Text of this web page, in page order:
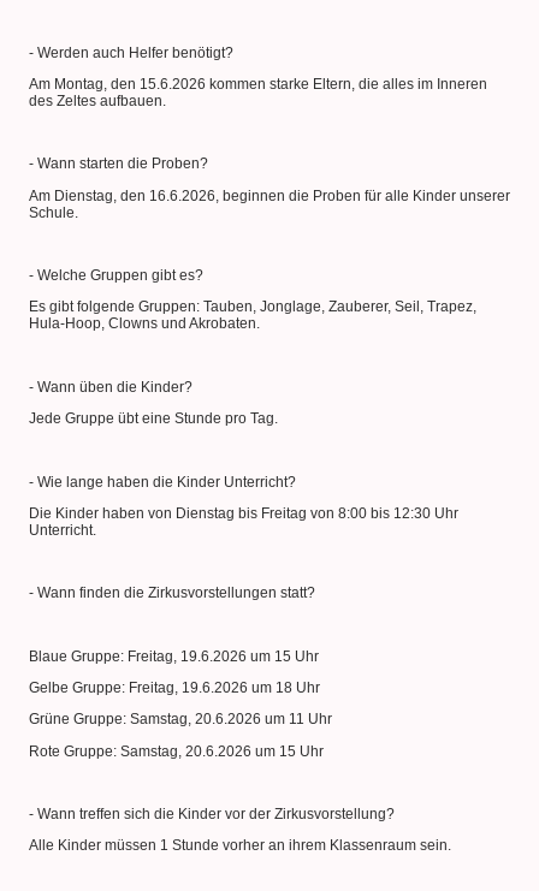
- Werden auch Helfer benötigt?
Am Montag, den 15.6.2026 kommen starke Eltern, die alles im Inneren
des Zeltes aufbauen.
- Wann starten die Proben?
Am Dienstag, den 16.6.2026, beginnen die Proben für alle Kinder unserer
Schule.
- Welche Gruppen gibt es?
Es gibt folgende Gruppen: Tauben, Jonglage, Zauberer, Seil, Trapez,
Hula-Hoop, Clowns und Akrobaten.
- Wann üben die Kinder?
Jede Gruppe übt eine Stunde pro Tag.
- Wie lange haben die Kinder Unterricht?
Die Kinder haben von Dienstag bis Freitag von 8:00 bis 12:30 Uhr
Unterricht.
- Wann finden die Zirkusvorstellungen statt?
Blaue Gruppe: Freitag, 19.6.2026 um 15 Uhr
Gelbe Gruppe: Freitag, 19.6.2026 um 18 Uhr
Grüne Gruppe: Samstag, 20.6.2026 um 11 Uhr
Rote Gruppe: Samstag, 20.6.2026 um 15 Uhr
- Wann treffen sich die Kinder vor der Zirkusvorstellung?
Alle Kinder müssen 1 Stunde vorher an ihrem Klassenraum sein.